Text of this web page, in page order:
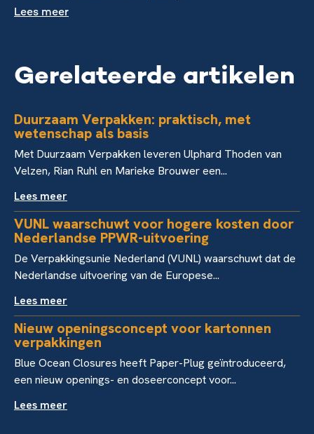
Lees meer
Gerelateerde artikelen
Duurzaam Verpakken: praktisch, met
wetenschap als basis
Met Duurzaam Verpakken leveren Ulphard Thoden van
Velzen, Rian Ruhl en Marieke Brouwer een...
Lees meer
VUNL waarschuwt voor hogere kosten door
Nederlandse PPWR-uitvoering
De Verpakkingsunie Nederland (VUNL) waarschuwt dat de
Nederlandse uitvoering van de Europese...
Lees meer
Nieuw openingsconcept voor kartonnen
verpakkingen
Blue Ocean Closures heeft Paper-Plug geïntroduceerd,
een nieuw openings- en doseerconcept voor...
Lees meer